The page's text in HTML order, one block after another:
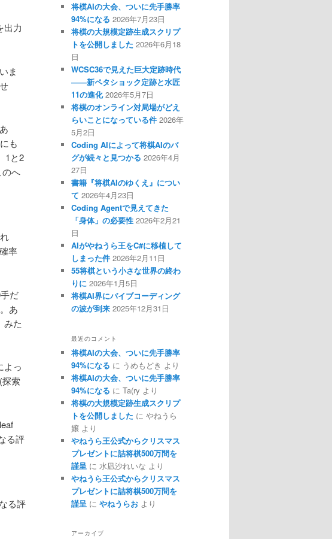
出力
ま
も
1と2
のへ
率
だ
あ
みた
よっ
探索
る評
る評
将棋AIの大会、ついに先手勝率
94%になる 2026年7月23日
将棋の大規模定跡生成スクリプ
トを公開しました 2026年6月18
日
WCSC36で見えた巨大定跡時代
――新ペタショック定跡と水匠
11の進化 2026年5月7日
将棋のオンライン対局場がどえ
らいことになっている件 2026年
5月2日
Coding AIによって将棋AIのバ
グが続々と見つかる 2026年4月
27日
書籍『将棋AIのゆくえ』につい
て 2026年4月23日
Coding Agentで見えてきた
「身体」の必要性 2026年2月21
日
AIがやねうら王をC#に移植して
しまった件 2026年2月11日
55将棋という小さな世界の終わ
りに 2026年1月5日
将棋AI界にバイブコーディング
の波が到来 2025年12月31日
最近のコメント
将棋AIの大会、ついに先手勝率
94%になる に うめもどき より
将棋AIの大会、ついに先手勝率
94%になる に Ta(ry より
将棋の大規模定跡生成スクリプ
トを公開しました に やねうら
嬢 より
やねうら王公式からクリスマス
プレゼントに詰将棋500万問を
謹呈 に 水凪沙れいな より
やねうら王公式からクリスマス
プレゼントに詰将棋500万問を
謹呈 に やねうらお より
アーカイブ